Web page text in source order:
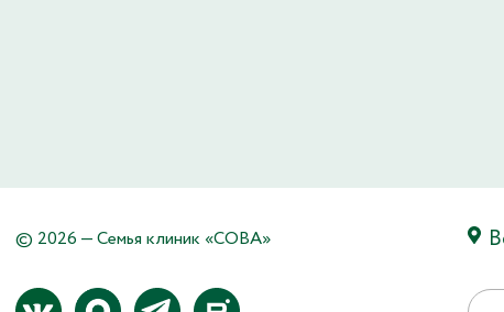
© 2026 — Семья клиник «СОВА»